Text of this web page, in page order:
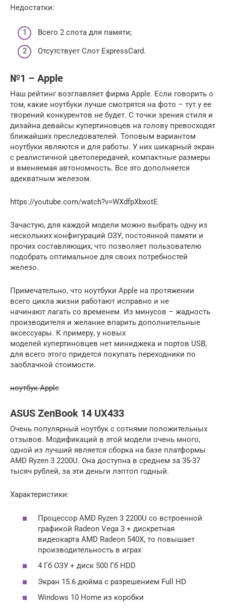
Недостатки:
Всего 2 слота для памяти;
Отсутствует Слот ExpressCard.
№1 – Apple
Наш рейтинг возглавляет фирма Apple. Если говорить о
том, какие ноутбуки лучше смотрятся на фото – тут у ее
творений конкурентов не будет. С точки зрения стиля и
дизайна девайсы купертиновцев на голову превосходят
ближайших преследователей. Топовым вариантом
ноутбуки являются и для работы. У них шикарный экран
с реалистичной цветопередачей, компактные размеры
и вменяемая автономность. Все это дополняется
адекватным железом.
https://youtube.com/watch?v=WXdfpXbxotE
Зачастую, для каждой модели можно выбрать одну из
нескольких конфигураций ОЗУ, постоянной памяти и
прочих составляющих, что позволяет пользователю
подобрать оптимальное для своих потребностей
железо.
Примечательно, что ноутбуки Apple на протяжении
всего цикла жизни работают исправно и не
начинают лагать со временем. Из минусов – жадность
производителя и желание впарить дополнительные
аксессуары. К примеру, у новых
моделей купертиновцев нет миниджека и портов USB,
для всего этого придется покупать переходники по
заоблачной стоимости.
ноутбук Apple
ASUS ZenBook 14 UX433
Очень популярный ноутбук с сотнями положительных
отзывов. Модификаций в этой модели очень много,
одной из лучший является сборка на базе платформы
AMD Ryzen 3 2200U. Она доступна в среднем за 35-37
тысяч рублей, за эти деньги лэптоп годный.
Характеристики:
Процессор AMD Ryzen 3 2200U со встроенной
графикой Radeon Vega 3 + дискретная
видеокарта AMD Radeon 540X, то повышает
производительность в играх
4 Гб ОЗУ + диск 500 Гб HDD
Экран 15.6 дюйма с разрешением Full HD
Windows 10 Home из коробки